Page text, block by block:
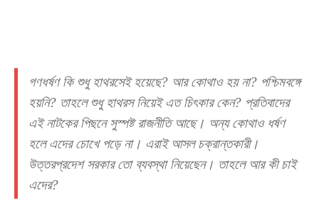
গণধর্ষণ কি শুধু হাথরসেই হয়েছে? আর কোথাও হয় না? পশ্চিমবঙ্গে
হয়নি? তাহলে শুধু হাথরস নিয়েই এত চিৎকার কেন? প্রতিবাদের
এই নাটকের পিছনে সুস্পষ্ট রাজনীতি আছে। অন্য কোথাও ধর্ষণ
হলে এদের চোখে পড়ে না। এরাই আসল চক্রান্তকারী।
উত্তরপ্রদেশ সরকার তো ব্যবস্থা নিয়েছেন। তাহলে আর কী চাই
এদের?